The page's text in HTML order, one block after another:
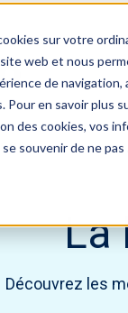
sur votre
web et nous
de
Pour en savoir plus
des cookies, vos
souvenir de ne
La
Découvrez les